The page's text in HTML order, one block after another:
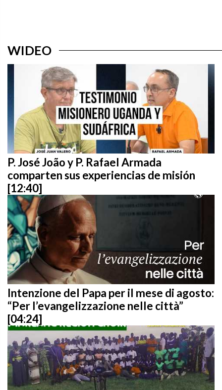
WIDEO
P. José João y P. Rafael Armada
comparten sus experiencias de misión
[12:40]
Intenzione del Papa per il mese di agosto:
“Per l’evangelizzazione nelle città”
[04:24]